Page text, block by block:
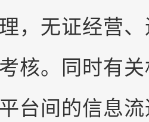
，无证经营
核。同时有
台间的信息